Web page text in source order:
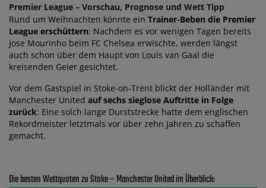
Premier League – Vorschau, Prognose und Wett Tipp
Rund um Weihnachten könnte ein Trainer-Beben die Premier
League erschüttern: Nachdem es vor wenigen Tagen bereits
Jose Mourinho beim FC Chelsea erwischte, werden längst
auch schon über dem Haupt von Louis van Gaal die
kreisenden Geier gesichtet.
Vor dem Gastspiel in Stoke-on-Trent blickt der Holländer mit
Manchester United auf sechs sieglose Auftritte in Folge
zurück: Eine solch lange Durststrecke hatte dem englischen
Rekordmeister letztmals vor über zehn Jahren zu schaffen
gemacht.
Die besten Wettquoten zu Stoke – Manchester United im Überblick: